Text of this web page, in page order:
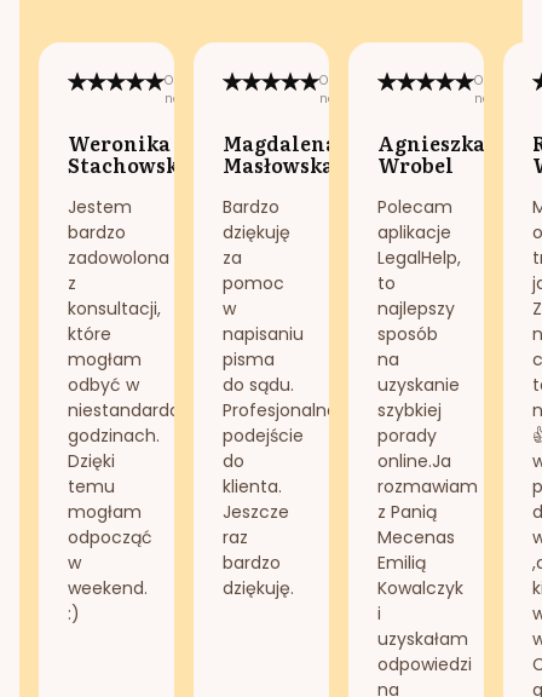
Opublikowano
na:
Weronika
Stachowska
Jestem
bardzo
zadowolona
z
konsultacji,
które
mogłam
odbyć w
niestandardowych
godzinach.
Dzięki
temu
mogłam
odpocząć
w
weekend.
:)
Opublikowano
na:
Magdalena
Masłowska
Bardzo
dziękuję
za
pomoc
w
napisaniu
pisma
do sądu.
Profesjonalne
podejście
do
klienta.
Jeszcze
raz
bardzo
dziękuję.
na:
Agnieszka
Wrobel
Polecam
aplikacje
LegalHelp,
to
najlepszy
sposób
na
uzyskanie
szybkiej
porady
online.Ja
rozmawiam
z Panią
Mecenas
Emilią
Kowalczyk
i
uzyskałam
odpowiedzi
na